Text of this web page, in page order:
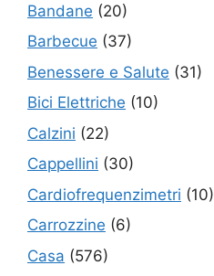
Bandane (20)
Barbecue (37)
Benessere e Salute (31)
Bici Elettriche (10)
Calzini (22)
Cappellini (30)
Cardiofrequenzimetri (10)
Carrozzine (6)
Casa (576)